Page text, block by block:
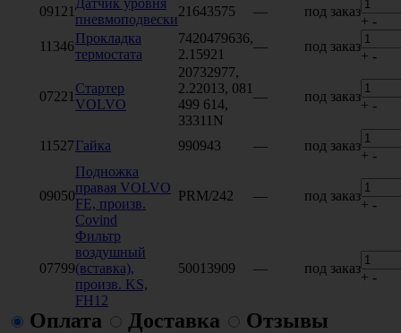
09121
пневмоподвески
21643575 — под заказ
+ -
11346
Прокладка
термостата
7420479636,
2.15921
— под заказ
+ -
07221
Стартер
VOLVO
20732977,
2.22013, 081
499 614,
33311N
— под заказ
+ -
11527Гайка 990943 — под заказ
+ -
09050
Подножка
правая VOLVO
FE, произв.
Covind
PRM/242 — под заказ
+ -
07799
Фильтр
воздушный
(вставка),
произв. KS,
FH12
50013909 — под заказ
+ -
Оплата Доставка Отзывы